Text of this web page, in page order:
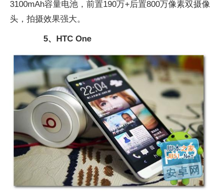
3100mAh容量电池，前置190万+后置800万像素双摄像
头，拍摄效果强大。
5、HTC One